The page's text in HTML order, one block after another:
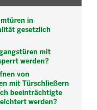
in
gesetzlich
mit
werden?
von
mit Türschließern
beeinträchtigte
werden?